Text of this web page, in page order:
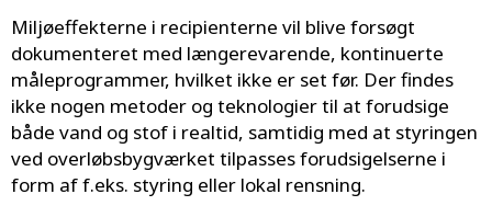
Miljøeffekterne i recipienterne vil blive forsøgt
dokumenteret med længerevarende, kontinuerte
måleprogrammer, hvilket ikke er set før. Der findes
ikke nogen metoder og teknologier til at forudsige
både vand og stof i realtid, samtidig med at styringen
ved overløbsbygværket tilpasses forudsigelserne i
form af f.eks. styring eller lokal rensning.